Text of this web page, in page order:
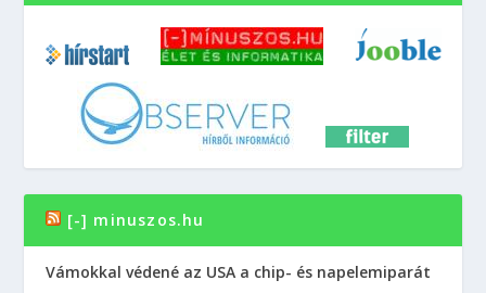
[-] minuszos.hu
Vámokkal védené az USA a chip- és napelemiparát